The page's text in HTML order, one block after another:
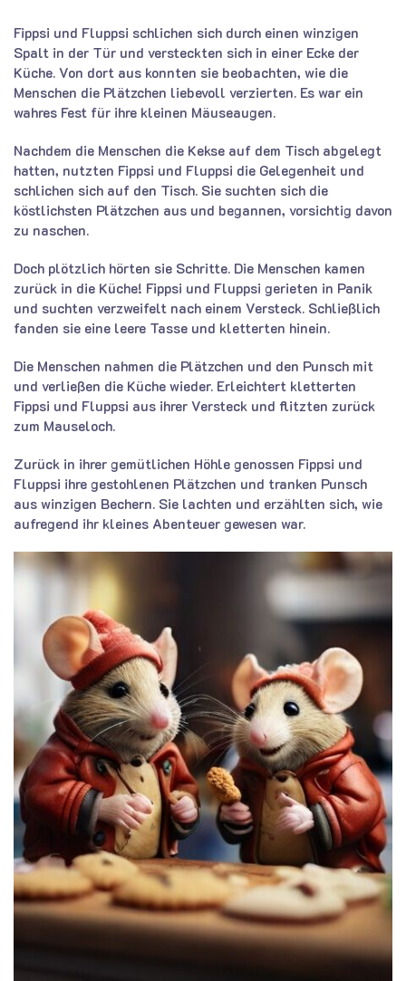
Fippsi und Fluppsi schlichen sich durch einen winzigen
Spalt in der Tür und versteckten sich in einer Ecke der
Küche. Von dort aus konnten sie beobachten, wie die
Menschen die Plätzchen liebevoll verzierten. Es war ein
wahres Fest für ihre kleinen Mäuseaugen.
Nachdem die Menschen die Kekse auf dem Tisch abgelegt
hatten, nutzten Fippsi und Fluppsi die Gelegenheit und
schlichen sich auf den Tisch. Sie suchten sich die
köstlichsten Plätzchen aus und begannen, vorsichtig davon
zu naschen.
Doch plötzlich hörten sie Schritte. Die Menschen kamen
zurück in die Küche! Fippsi und Fluppsi gerieten in Panik
und suchten verzweifelt nach einem Versteck. Schließlich
fanden sie eine leere Tasse und kletterten hinein.
Die Menschen nahmen die Plätzchen und den Punsch mit
und verließen die Küche wieder. Erleichtert kletterten
Fippsi und Fluppsi aus ihrer Versteck und flitzten zurück
zum Mauseloch.
Zurück in ihrer gemütlichen Höhle genossen Fippsi und
Fluppsi ihre gestohlenen Plätzchen und tranken Punsch
aus winzigen Bechern. Sie lachten und erzählten sich, wie
aufregend ihr kleines Abenteuer gewesen war.